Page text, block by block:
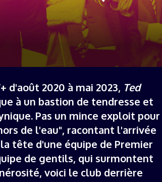
d'août 2020 à mai 2023, Ted
à un bastion de tendresse et
Pas un mince exploit pour
de l'eau", racontant l'arrivée
tête d'une équipe de Premier
de gentils, qui surmontent
voici le club derrière
19 décembre 2025